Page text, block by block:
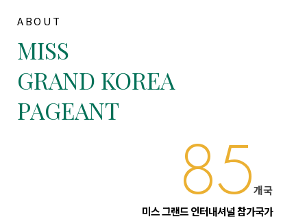
ABOUT
MISS
GRAND KOREA
PAGEANT
85개국
미스 그랜드 인터내셔널 참가국가